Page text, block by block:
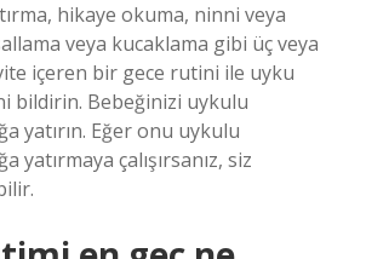
hikaye okuma, ninni veya
veya kucaklama gibi üç veya
içeren bir gece rutini ile uyku
bildirin. Bebeğinizi uykulu
yatırın. Eğer onu uykulu
yatırmaya çalışırsanız, siz